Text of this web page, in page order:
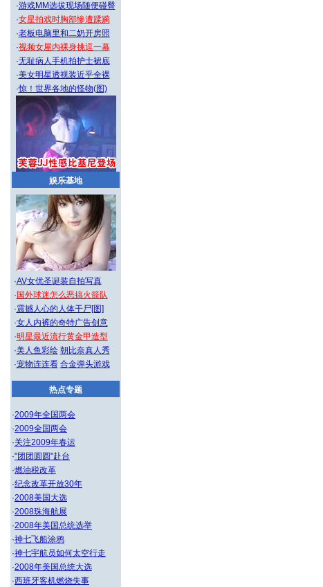
·游戏MM选拔现场随便碰臀
·女星拍戏时胸部惨遭蹂躏
·老板电脑里和二奶开房照
·视频女屋内裸身挑逗一幕
·无耻病人手机拍护士裙底
·美女明星透视装近乎全裸
·惊！世界各地的怪物(图)
娱乐基地
·AV女优圣诞装自拍写真
· 国外球迷怎么恶搞火箭队
·震撼人心的人体干尸[图]
·女人内裤的奇特广告创意
·明星最近流行黄金甲造型
·美人鱼彩绘 朝比奈真人秀
·宠物连连看 合金弹头游戏
热点专题
·2009年全国两会
·2009全国两会
·关注2009年春运
·"团团圆圆"赴台
·燃油税改革
·纪念改革开放30年
·2008美国大选
·2008珠海航展
·2008年美国总统选举
·神七飞船涂鸦
·神七宇航员如何太空行走
·2008年美国总统大选
·西班牙客机燃烧失事